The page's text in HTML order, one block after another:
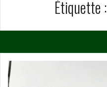
Étiquette :